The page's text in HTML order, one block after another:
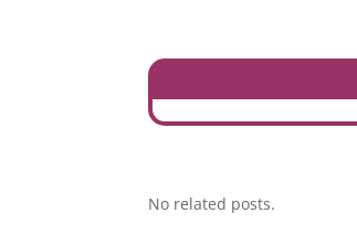
No related posts.